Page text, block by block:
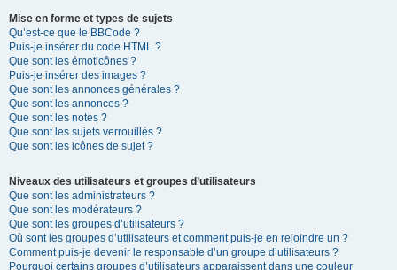
Mise en forme et types de sujets
Qu’est-ce que le BBCode ?
Puis-je insérer du code HTML ?
Que sont les émoticônes ?
Puis-je insérer des images ?
Que sont les annonces générales ?
Que sont les annonces ?
Que sont les notes ?
Que sont les sujets verrouillés ?
Que sont les icônes de sujet ?
Niveaux des utilisateurs et groupes d’utilisateurs
Que sont les administrateurs ?
Que sont les modérateurs ?
Que sont les groupes d’utilisateurs ?
Où sont les groupes d’utilisateurs et comment puis-je en rejoindre un ?
Comment puis-je devenir le responsable d’un groupe d’utilisateurs ?
Pourquoi certains groupes d’utilisateurs apparaissent dans une couleur